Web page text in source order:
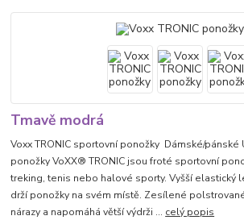
Tmavě modrá
Voxx TRONIC sportovní ponožky Dámské/
ponožky VoXX® TRONIC jsou froté sportovní
treking, tenis nebo halové sporty. Vyšší elastický
drží ponožky na svém místě. Zesílené
nárazy a napomáhá větší výdrži ... celý popis